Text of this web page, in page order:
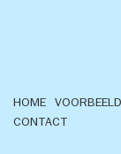
HOME VOORBEELD
CONTACT